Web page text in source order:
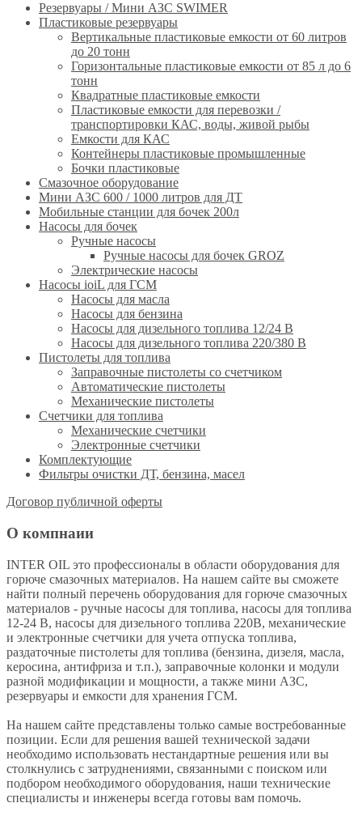
Резервуары / Мини АЗС SWIMER
Пластиковые резервуары
Вертикальные пластиковые емкости от 60 литров
до 20 тонн
Горизонтальные пластиковые емкости от 85 л до 6
тонн
Квадратные пластиковые емкости
Пластиковые емкости для перевозки /
транспортировки КАС, воды, живой рыбы
Емкости для КАС
Контейнеры пластиковые промышленные
Бочки пластиковые
Смазочное оборудование
Мини АЗС 600 / 1000 литров для ДТ
Мобильные станции для бочек 200л
Насосы для бочек
Ручные насосы
Ручные насосы для бочек GROZ
Электрические насосы
Насосы ioiL для ГСМ
Насосы для масла
Насосы для бензина
Насосы для дизельного топлива 12/24 B
Насосы для дизельного топлива 220/380 B
Пистолеты для топлива
Заправочные пистолеты со счетчиком
Автоматические пистолеты
Механические пистолеты
Счетчики для топлива
Механические счетчики
Электронные счетчики
Комплектующие
Фильтры очистки ДТ, бензина, масел
Договор публичной оферты
О компнаии
INTER OIL это профессионалы в области оборудования для
горюче смазочных материалов. На нашем сайте вы сможете
найти полный перечень оборудования для горюче смазочных
материалов - ручные насосы для топлива, насосы для топлива
12-24 В, насосы для дизельного топлива 220В, механические
и электронные счетчики для учета отпуска топлива,
раздаточные пистолеты для топлива (бензина, дизеля, масла,
керосина, антифриза и т.п.), заправочные колонки и модули
разной модификации и мощности, а также мини АЗС,
резервуары и емкости для хранения ГСМ.
На нашем сайте представлены только самые востребованные
позиции. Если для решения вашей технической задачи
необходимо использовать нестандартные решения или вы
столкнулись с затруднениями, связанными с поиском или
подбором необходимого оборудования, наши технические
специалисты и инженеры всегда готовы вам помочь.